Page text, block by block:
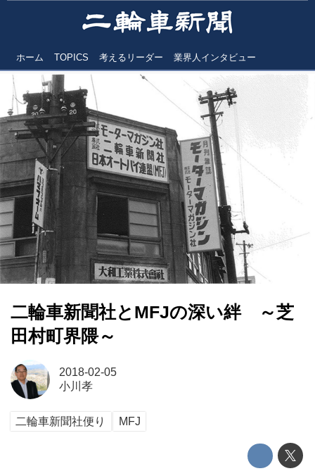
ホーム TOPICS 考えるリーダー 業界人インタビュー
二輪車新聞社とMFJの深い絆 ～芝
田村町界隈～
2018-02-05
小川孝
二輪車新聞社便り MFJ